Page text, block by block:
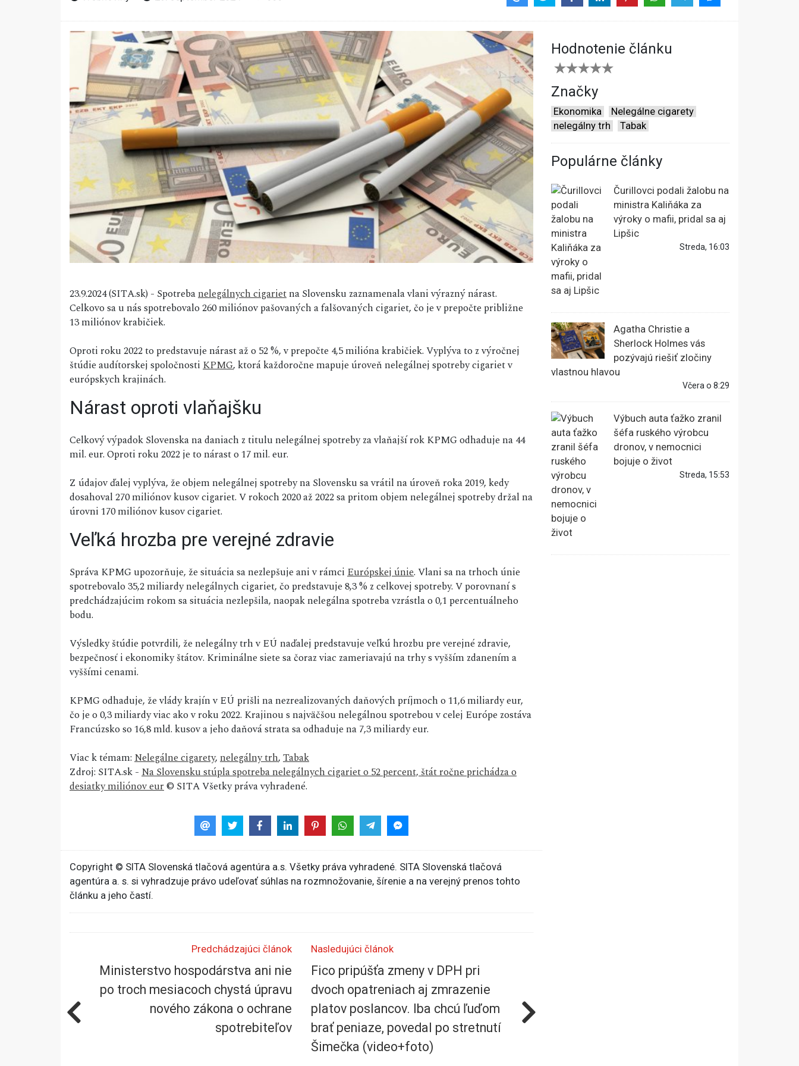
23.9.2024 (SITA.sk) - Spotrebanelegálnych cigarietna Slovensku zaznamenala vlani výrazný nárast.
Celkovo sa u nás spotrebovalo 260 miliónov pašovaných a falšovaných cigariet, čo je v prepočte približne
13 miliónov krabičiek.
Oproti roku 2022 to predstavuje nárast až o 52 %, v prepočte 4,5 milióna krabičiek. Vyplýva to z výročnej
štúdie audítorskej spoločnostiKPMG, ktorá každoročne mapuje úroveň nelegálnej spotreby cigariet v
európskych krajinách.
Nárast oproti vlaňajšku
Celkový výpadok Slovenska na daniach z titulu nelegálnej spotreby za vlaňajší rok KPMG odhaduje na 44
mil. eur. Oproti roku 2022 je to nárast o 17 mil. eur.
Z údajov ďalej vyplýva, že objem nelegálnej spotreby na Slovensku sa vrátil na úroveň roka 2019, kedy
dosahoval 270 miliónov kusov cigariet. V rokoch 2020 až 2022 sa pritom objem nelegálnej spotreby držal na
úrovni 170 miliónov kusov cigariet.
Veľká hrozba pre verejné zdravie
Správa KPMG upozorňuje, že situácia sa nezlepšuje ani v rámciEurópskej únie. Vlani sa na trhoch únie
spotrebovalo 35,2 miliardy nelegálnych cigariet, čo predstavuje 8,3 % z celkovej spotreby. V porovnaní s
predchádzajúcim rokom sa situácia nezlepšila, naopak nelegálna spotreba vzrástla o 0,1 percentuálneho
bodu.
Výsledky štúdie potvrdili, že nelegálny trh v EÚ naďalej predstavuje veľkú hrozbu pre verejné zdravie,
bezpečnosť i ekonomiky štátov. Kriminálne siete sa čoraz viac zameriavajú na trhy s vyšším zdanením a
vyššími cenami.
KPMG odhaduje, že vlády krajín v EÚ prišli na nezrealizovaných daňových príjmoch o 11,6 miliardy eur,
čo je o 0,3 miliardy viac ako v roku 2022. Krajinou s najväčšou nelegálnou spotrebou v celej Európe zostáva
Francúzsko so 16,8 mld. kusov a jeho daňová strata sa odhaduje na 7,3 miliardy eur.
Viac k témam:Nelegálne cigarety,nelegálny trh,Tabak
Zdroj: SITA.sk -Na Slovensku stúpla spotreba nelegálnych cigariet o 52 percent, štát ročne prichádza o
desiatky miliónov eur© SITA Všetky práva vyhradené.
Hodnotenie článku
Značky
Ekonomika
Nelegálne cigarety
nelegálny trh
Tabak
Populárne články
Čurillovci podali žalobu na
ministra Kaliňáka za
výroky o mafii, pridal sa aj
Lipšic
Streda, 16:03
Agatha Christie a
Sherlock Holmes vás
pozývajú riešiť zločiny
vlastnou hlavou
Včera o 8:29
Výbuch auta ťažko zranil
šéfa ruského výrobcu
dronov, v nemocnici
bojuje o život
Streda, 15:53
Copyright © SITA Slovenská tlačová agentúra a.s. Všetky práva vyhradené. SITA Slovenská tlačová
agentúra a. s. si vyhradzuje právo udeľovať súhlas na rozmnožovanie, šírenie a na verejný prenos tohto
článku a jeho častí.
Predchádzajúci článok
Ministerstvo hospodárstva ani nie
po troch mesiacoch chystá úpravu
nového zákona o ochrane
spotrebiteľov
Nasledujúci článok
Fico pripúšťa zmeny v DPH pri
dvoch opatreniach aj zmrazenie
platov poslancov. Iba chcú ľuďom
brať peniaze, povedal po stretnutí
Šimečka (video+foto)